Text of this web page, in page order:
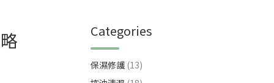
Categories
保濕修護 (13)